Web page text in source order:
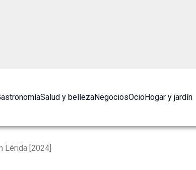
Salud y bellezaNegociosOcioHogar y jardín
Lérida [2024]